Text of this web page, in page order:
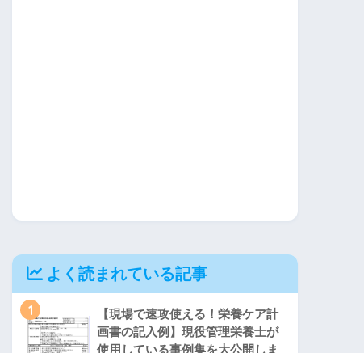
よく読まれている記事
1
【現場で速攻使える！栄養ケア計
画書の記入例】現役管理栄養士が
使用している事例集を大公開しま